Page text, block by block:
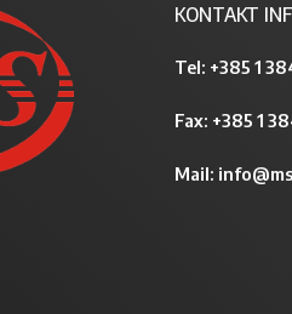
KONTAKT
Tel: +385 1
Fax: +385 1
Mail: